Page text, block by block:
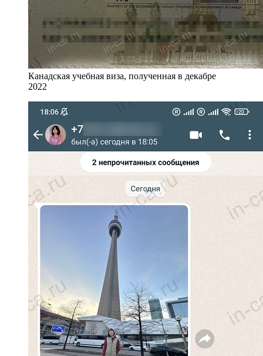
Канадская учебная виза, полученная в декабре
2022